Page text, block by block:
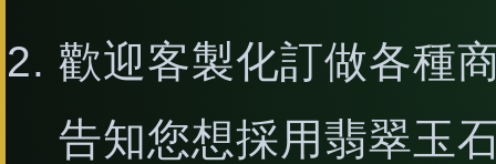
歡迎客製化訂做各種
告知您想採用翡翠玉